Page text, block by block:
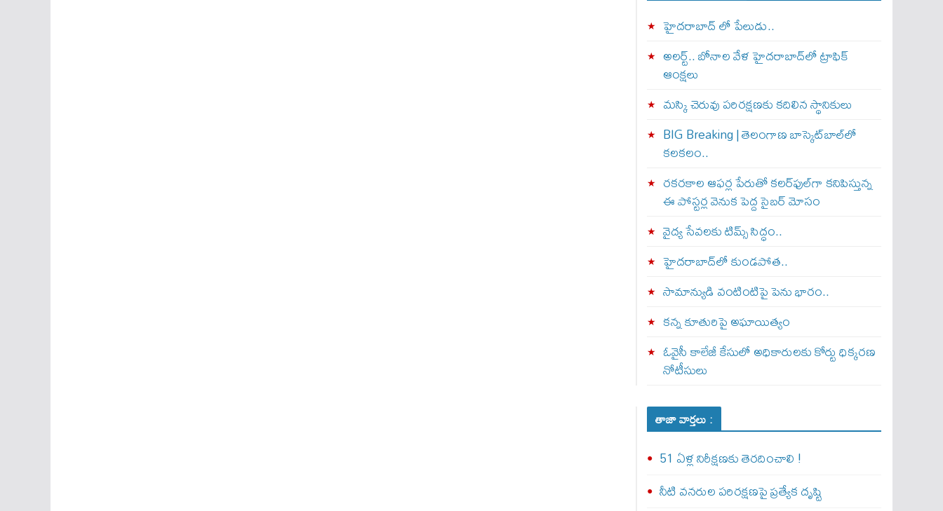
హైదరాబాద్ లో పేలుడు..
అలర్ట్‌.. బోనాల వేళ హైదరాబాద్‌లో ట్రాఫిక్‌
ఆంక్షలు
మస్కి చెరువు పరిరక్షణకు కదిలిన స్థానికులు
BIG Breaking | తెలంగాణ బాస్కెట్‌బాల్‌లో
కలకలం..
రకరకాల ఆఫర్ల పేరుతో కలర్‌ఫుల్‌గా కనిపిస్తున్న
ఈ పోస్టర్ల వెనుక పెద్ద సైబర్ మోసం
వైద్య సేవలకు టిమ్స్‌ సిద్ధం..
హైదరాబాద్‌లో కుండపోత..
సామాన్యుడి వంటింటిపై పెను భారం..
కన్న కూతురిపై అఘాయిత్యం
ఓవైసీ కాలేజీ కేసులో అధికారులకు కోర్టు ధిక్కరణ
నోటీసులు
తాజా వార్తలు :
51 ఏళ్ల నిరీక్షణకు తెరదించాలి !
నీటి వనరుల పరిరక్షణపై ప్రత్యేక దృష్టి